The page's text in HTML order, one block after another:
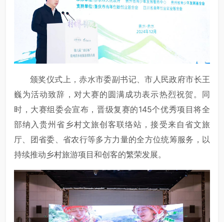
颁奖仪式上，赤水市委副书记、市人民政府市长王
巍为活动致辞，对大赛的圆满成功表示热烈祝贺。同
时，大赛组委会宣布，晋级复赛的145个优秀项目将全
部纳入贵州省乡村文旅创客联络站，接受来自省文旅
厅、团省委、省农行等多方力量的全方位统筹服务，以
持续推动乡村旅游项目和创客的繁荣发展。